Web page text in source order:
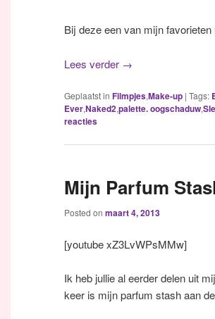
Bij deze een van mijn
Lees verder →
Geplaatst in Filmpjes,Make-up | Tags:
Ever,Naked2,palette. oogschaduw,
reacties
Mijn Parfum
Posted on maart 4, 2013
[youtube xZ3LvWPsMMw]
Ik heb jullie al eerder delen uit
keer is mijn parfum stash aan